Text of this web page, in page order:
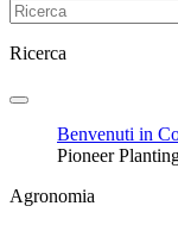
Ricerca
Benvenuti in
Pioneer
Agronomia